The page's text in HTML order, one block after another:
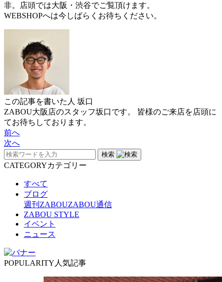
非。店頭では大阪・渋谷でご覧頂けます。
WEBSHOPへは今しばらくお待ちください。
この記事を書いた人 坂口
ZABOU大阪店のスタッフ坂口です。 皆様のご来店を店頭に
てお待ちしております。
前へ
次へ
検索
CATEGORYカテゴリー
すべて
ブログ
週刊ZABOUZABOU通信
ZABOU STYLE
イベント
ニュース
POPULARITY 人気記事